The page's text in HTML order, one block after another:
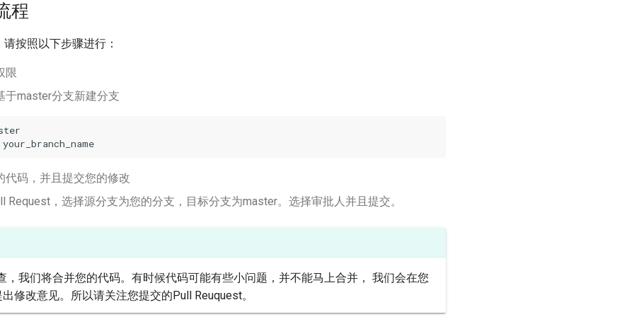
程
按照以下步骤进行：
限
于master分支新建分支
代码，并且提交您的修改
Request，选择源分支为您的分支，目标分支为master。选择审批人并且提交。
，我们将合并您的代码。有时候代码可能有些小问题，并不能马上合并， 我们会在您
修改意见。所以请关注您提交的Pull Reuquest。